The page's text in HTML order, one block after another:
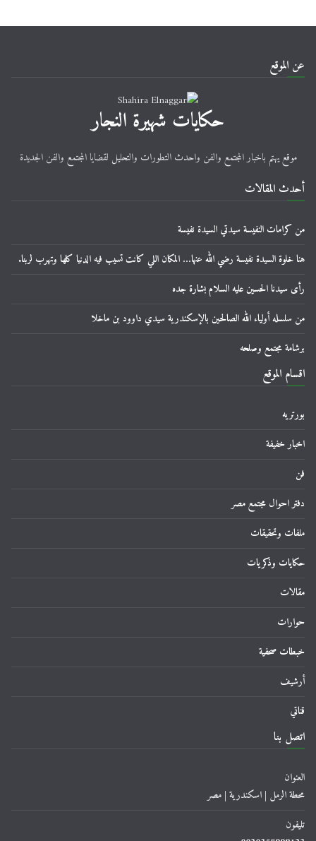
عن الموقع
حكايات شهيرة النجار
موقع يهتم باخبار المجتمع والفن واحدث التطورات والتحليل لقضايا المجتمع والفن الجديدة
أحدث المقالات
من كرامات النفيسة سيدتي السيدة نفيسة
هنا خلوة السيدة نفيسة رضي الله عنها… المكان اللي كانت تسيب فيه الدنيا كلها وتهرب لربنا.
رأى سيدنا الحسين عليه السلام بشارة جده
من سلسله أولياء الله الصالحين بالإسكندرية سيدي داوود بن ماخلا
برشامة مجتمع وصلحه
اقسام الموقع
بورتريه
اخبار خفيفة
فن
دفتر احوال مجتمع مصر
ملفات وتحقيقات
حكايات وذكريات
مقالات
حوارات
خبطات صحفية
أرشيف
قناتي
اتصل بنا
العنوان
محطة الرمل | اسكندرية | مصر
تليفون